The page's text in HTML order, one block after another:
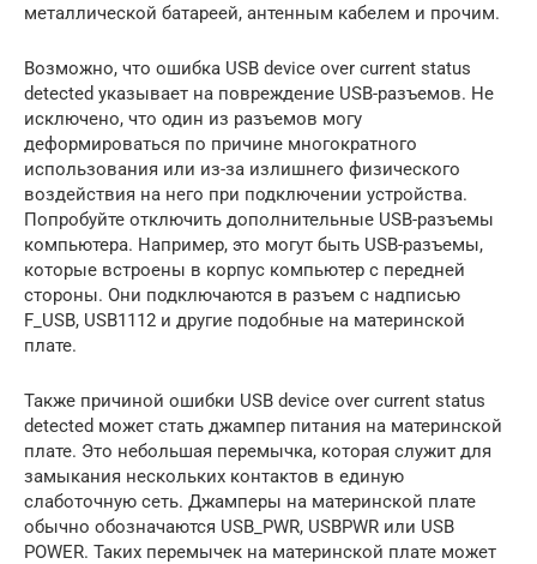
металлической батареей, антенным кабелем и прочим.
Возможно, что ошибка USB device over current status
detected указывает на повреждение USB-разъемов. Не
исключено, что один из разъемов могу
деформироваться по причине многократного
использования или из-за излишнего физического
воздействия на него при подключении устройства.
Попробуйте отключить дополнительные USB-разъемы
компьютера. Например, это могут быть USB-разъемы,
которые встроены в корпус компьютер с передней
стороны. Они подключаются в разъем с надписью
F_USB, USB1112 и другие подобные на материнской
плате.
Также причиной ошибки USB device over current status
detected может стать джампер питания на материнской
плате. Это небольшая перемычка, которая служит для
замыкания нескольких контактов в единую
слаботочную сеть. Джамперы на материнской плате
обычно обозначаются USB_PWR, USBPWR или USB
POWER. Таких перемычек на материнской плате может